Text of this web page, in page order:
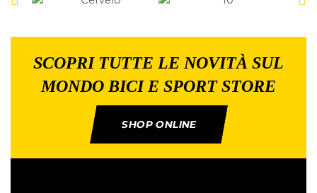
SCOPRI TUTTE LE NOVITÀ SUL
MONDO BICI E SPORT STORE
SHOP ONLINE